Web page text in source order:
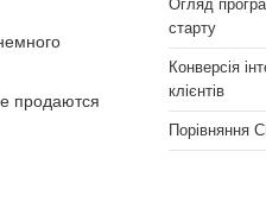
продаются
Огляд
старту
Конверсія
клієнтів
Порівняння